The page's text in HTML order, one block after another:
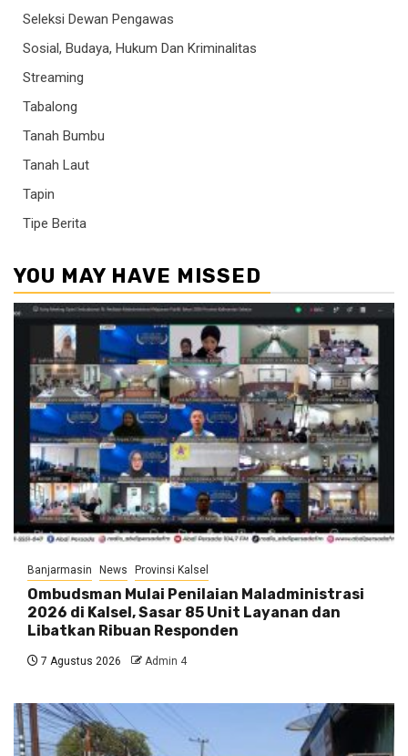
Seleksi Dewan Pengawas
Sosial, Budaya, Hukum Dan Kriminalitas
Streaming
Tabalong
Tanah Bumbu
Tanah Laut
Tapin
Tipe Berita
YOU MAY HAVE MISSED
Banjarmasin News Provinsi Kalsel
Ombudsman Mulai Penilaian Maladministrasi
2026 di Kalsel, Sasar 85 Unit Layanan dan
Libatkan Ribuan Responden
7 Agustus 2026 Admin 4